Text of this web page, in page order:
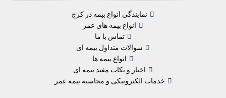
نمایندگی انواع بیمه در کرج
انواع بیمه های عمر
تماس با ما
سوالات متداول بیمه ای
انواع بیمه ها
اخبار و نکات مفید بیمه ای
خدمات الکترونیکی و محاسبه بیمه عمر